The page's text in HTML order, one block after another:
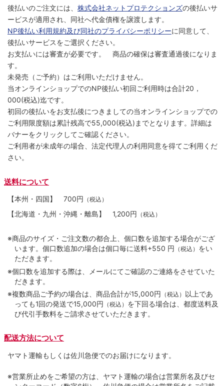
後払いのご注文には、 株式会社ネットプロテクションズの後払いサ
ービスが適用され、同社へ代金債権を譲渡します。
NP後払い利用規約及び同社のプライバシーポリシーに同意して、
後払いサービスをご選択ください。
お支払いには審査が必要です。 商品の確保は審査通過後になりま
す。
未発売（ご予約）はご利用いただけません。
当オンラインショップでのNP後払い初回ご利用時は合計20，
000(税込)迄です。
初回の後払いをお支払後につきましての当オンラインショップでの
ご利用限度額は累計残高で55,000(税込)までとなります。詳細は
バナーをクリックしてご確認ください。
ご利用者が未成年の場合、法定代理人の利用同意を得てご利用くだ
さい。
送料について
【本州・四国】 700円 （税込）
【北海道・九州・沖縄・離島】 1,200円 （税込）
※商品のサイズ・ご注文数の都合上、個口数を追加する場合がござ
います。個口数追加の場合は個口毎に送料+550 円 （税込） をい
ただきます。
※個口数を追加する際は、メールにてご確認のご連絡をさせていた
だきます。
※複数商品ご予約の場合は、商品合計が15,000円 （税込） 以上であ
っても1回の発送で15,000円 （税込） を下回る場合は、都度送料及
び代引手数料をご請求させていただきます。
配送方法について
ヤマト運輸もしくは佐川急便でのお届けになります。
※営業所止めをご希望の方は、ヤマト運輸の場合は営業所名及びセ